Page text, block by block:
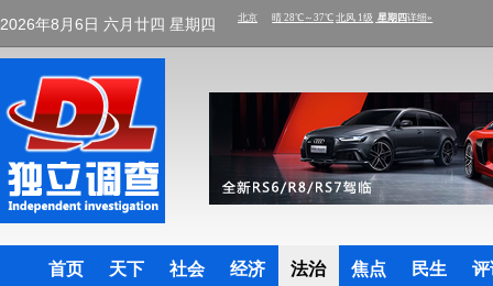
2026年8月6日 六月廿四 星期四
首页 天下 社会 经济 法治 焦点 民生